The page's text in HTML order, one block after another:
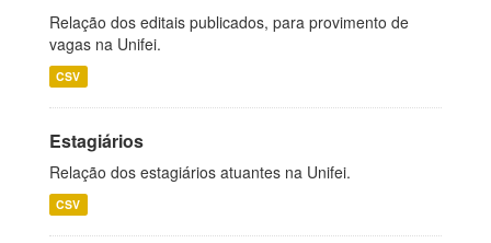
Relação dos editais publicados, para provimento de
vagas na Unifei.
CSV
Estagiários
Relação dos estagiários atuantes na Unifei.
CSV